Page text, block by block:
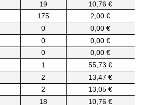
19
10,76 €
175
2,00 €
0
0,00 €
0
0,00 €
0
0,00 €
1
55,73 €
2
13,47 €
2
13,05 €
18
10,76 €